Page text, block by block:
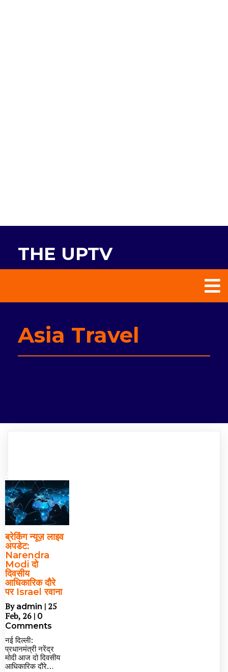
THE UPTV
Asia Travel
ब्रेकिंग न्यूज़ लाइव
अपडेट:
Narendra
Modi दो
दिवसीय
आधिकारिक दौरे
पर Israel रवाना
By admin | 25
Feb, 26 | 0
Comments
नई दिल्ली:
प्रधानमंत्री नरेंद्र
मोदी आज दो दिवसीय
आधिकारिक दौरे…